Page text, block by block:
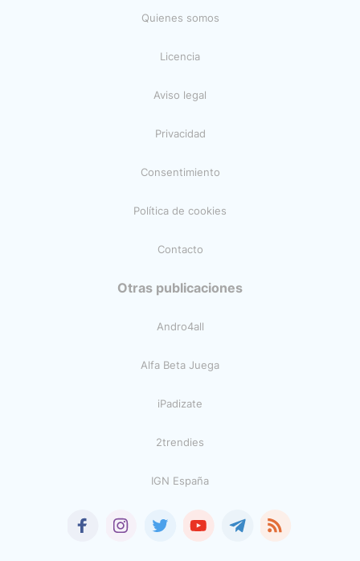
Quienes somos
Licencia
Aviso legal
Privacidad
Consentimiento
Política de cookies
Contacto
Otras publicaciones
Andro4all
Alfa Beta Juega
iPadizate
2trendies
IGN España